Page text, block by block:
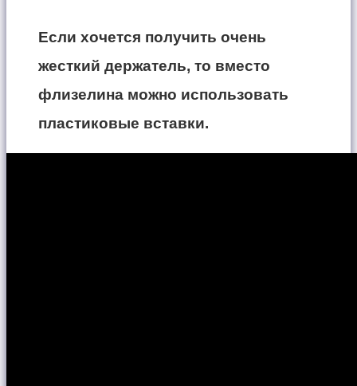
Если хочется получить очень
жесткий держатель, то вместо
флизелина можно использовать
пластиковые вставки.